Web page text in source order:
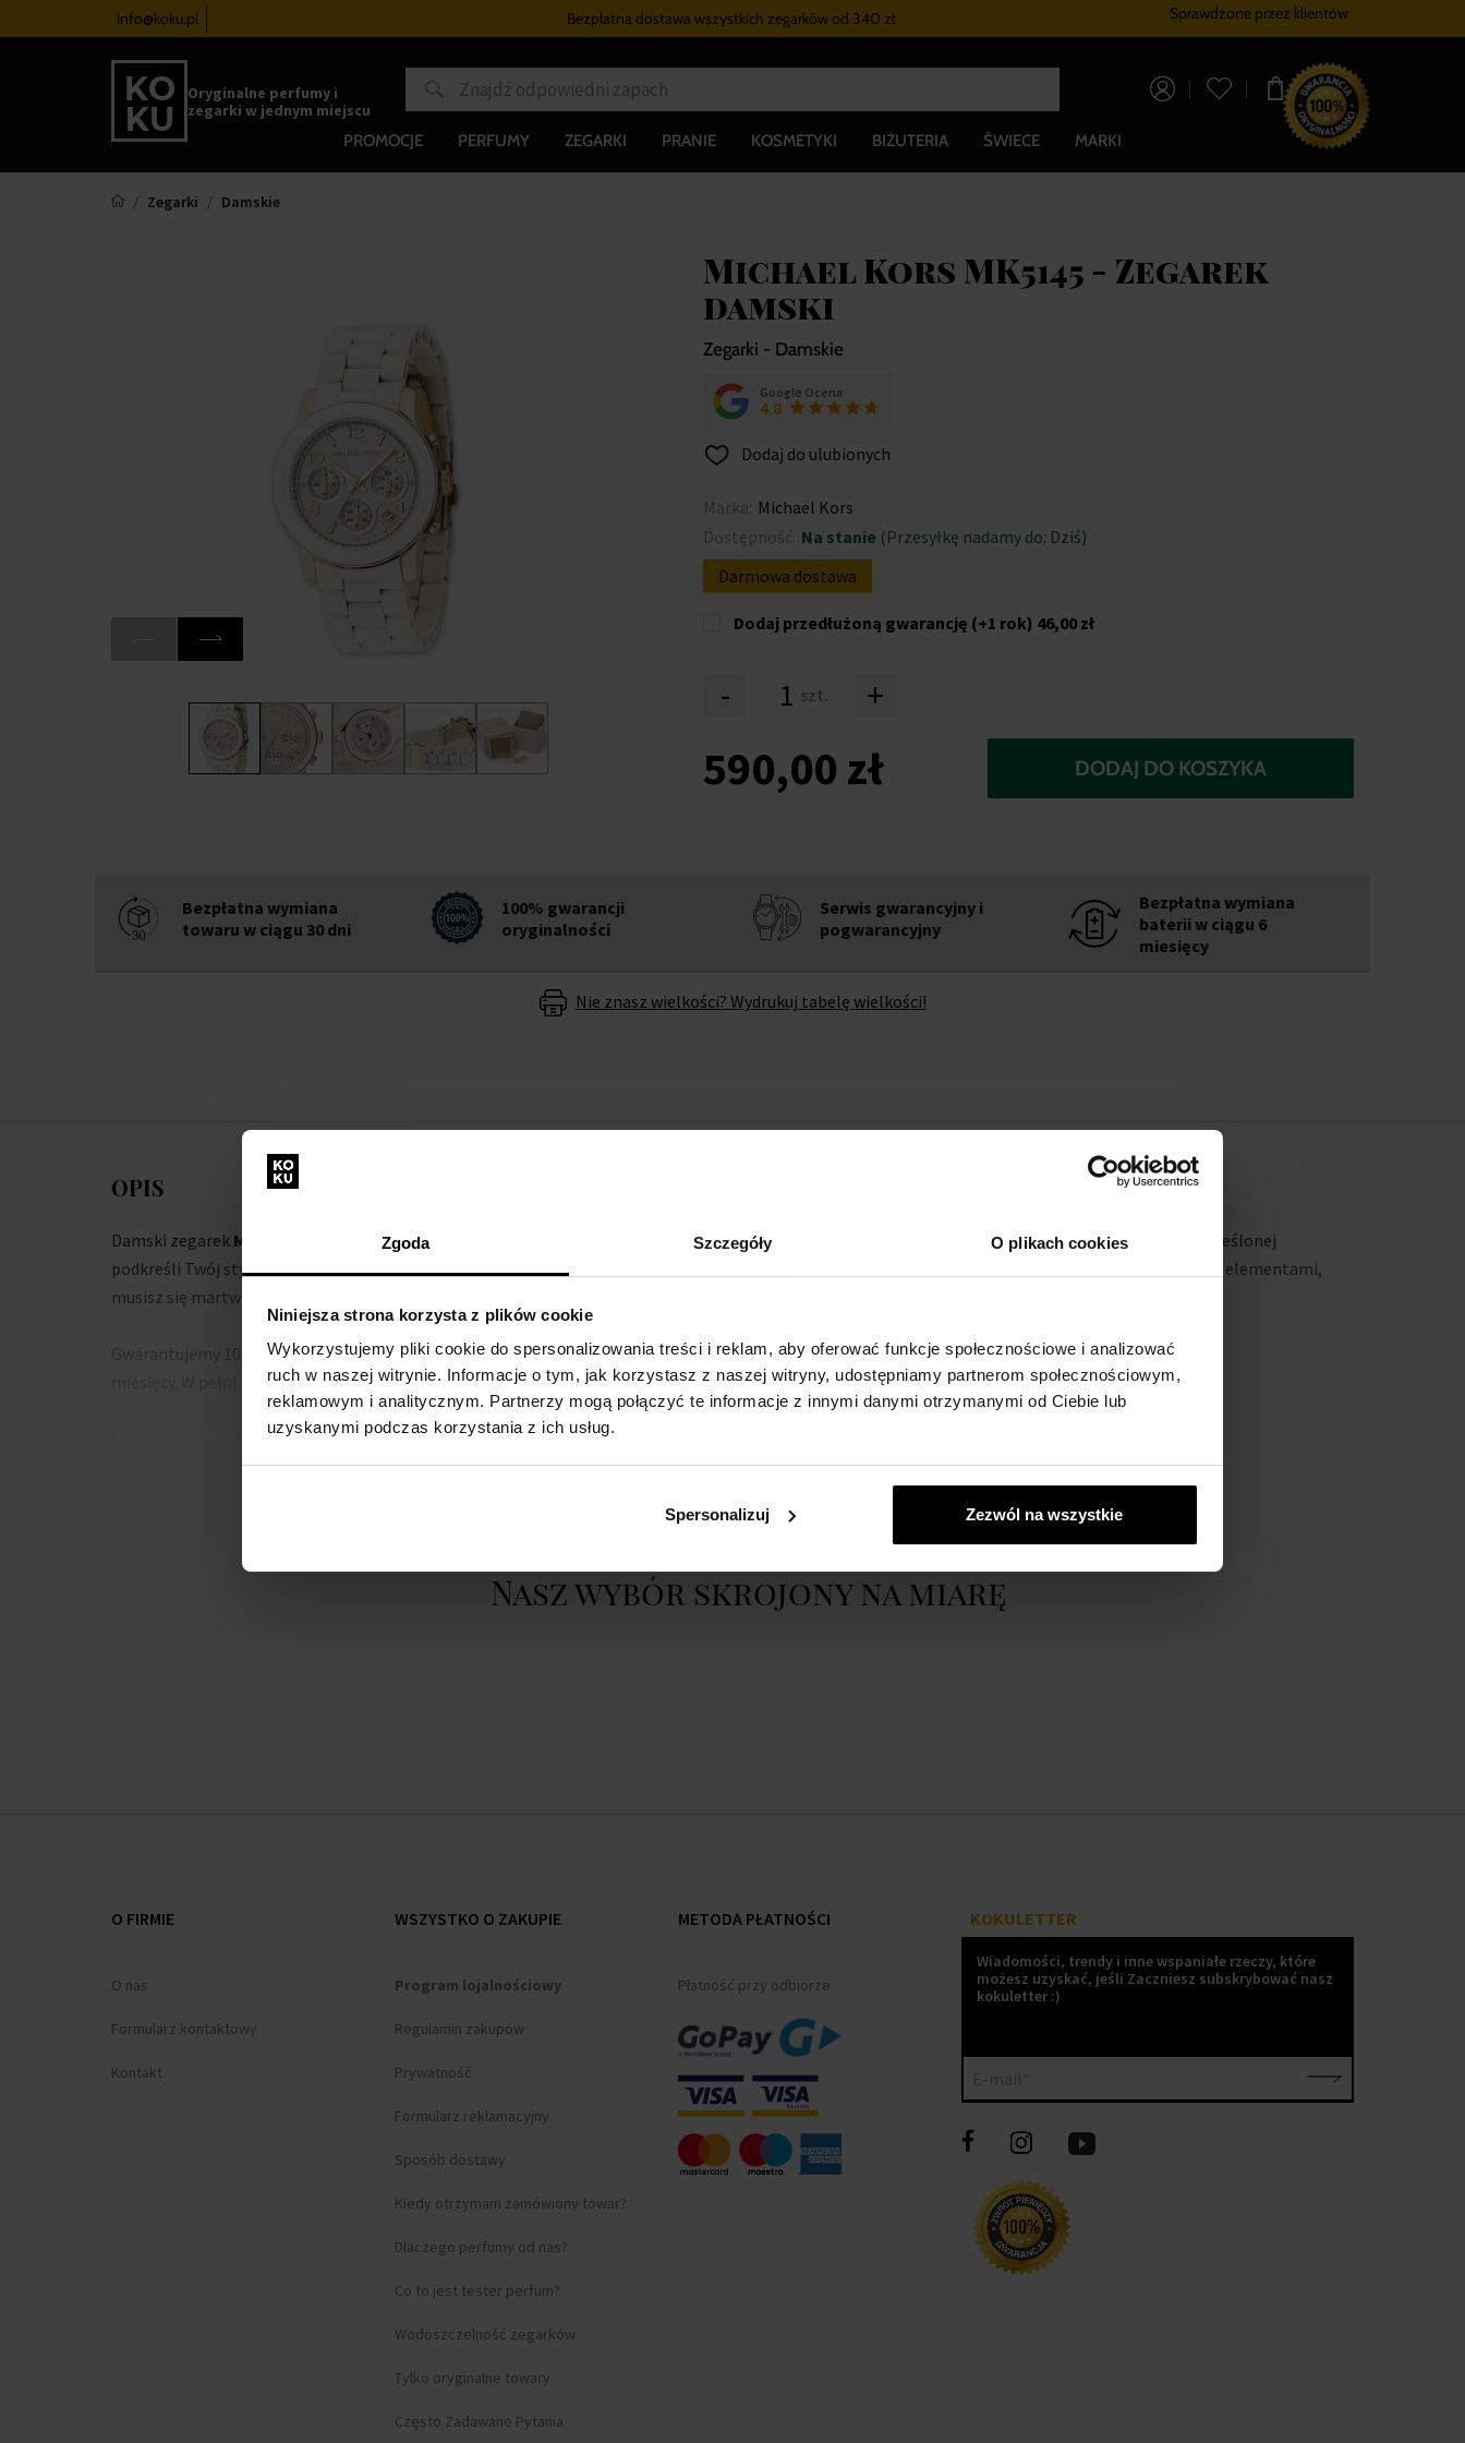
Zgoda Szczegóły O plikach cookies
Niniejsza strona korzysta z plików cookie
Wykorzystujemy pliki cookie do spersonalizowania treści i reklam, aby oferować funkcje społecznościowe i analizować
ruch w naszej witrynie. Informacje o tym, jak korzystasz z naszej witryny, udostępniamy partnerom społecznościowym,
reklamowym i analitycznym. Partnerzy mogą połączyć te informacje z innymi danymi otrzymanymi od Ciebie lub
uzyskanymi podczas korzystania z ich usług.
Spersonalizuj Zezwól na wszystkie
info@koku.pl
od 340 zł Bezpłatna dostawa wszystkich zegarkówod 340 zł Program lojalnościowy Bezpłatna
Sprawdzone przez klientów
Oryginalne perfumy i
zegarki w jednym miejscu
0,00 zł
PROMOCJE PERFUMY ZEGARKI PRANIE KOSMETYKI BIŻUTERIA ŚWIECE MARKI
Zegarki Damskie
Michael Kors MK5145 - Zegarek
damski
Zegarki - Damskie
Google Ocena
4.8
Dodaj do ulubionych
Marka: Michael Kors
Dostępność: Na stanie(Przesyłkę nadamy do: Dziś)
Darmowa dostawa
Dodaj przedłużoną gwarancję (+1 rok) 46,00 zł
- szt. +
590,00 zł DODAJ DO KOSZYKA
Bezpłatna wymiana
towaru w ciągu 30 dni
100% gwarancji
oryginalności
Serwis gwarancyjny i
pogwarancyjny
Bezpłatna wymiana
baterii w ciągu 6
miesięcy
Nie znasz wielkości? Wydrukuj tabelę wielkości!
OPIS
Damski zegarek Michael Kors MK5145 - Zegarek damski
podkreśli Twój styl. Dzięki wysokiej jakości wykonania odMichael Kors
musisz się martwić, że wyjdziesz poza linię.
Gwarantujemy 100% oryginalny towar i darmową wymianę baterii w ciągu 6
miesięcy. W pełni popieramy produkty z naszej oferty.
Nie czekaj więc i wzmocnij swój styl dzięki zegarkowi na rękęMichael Kors
MK5145 - Zegarek damski.
Charakterystyka: CZAS - Prowadzenie stali - /Pasek - Silikonowe spojrzenie -
Michael Kors to amerykańska marka, oparta na prostocie podkreślonej
dopracowanymi detalami oraz przemyślanymi i funkcjonalnymi elementami,
Nasz wybór skrojony na miarę
O FIRMIE
O nas
Formularz kontaktowy
Kontakt
WSZYSTKO O ZAKUPIE
Program lojalnościowy
Regulamin zakupów
Prywatność
Formularz reklamacyjny
Sposób dostawy
Kiedy otrzymam zamówiony towar?
Dlaczego perfumy od nas?
Co to jest tester perfum?
Wodoszczelność zegarków
Tylko oryginalne towary
Często Zadawane Pytania
METODA PŁATNOŚCI
Płatność przy odbiorze
KOKULETTER
Wiadomości, trendy i inne wspaniałe rzeczy, które
możesz uzyskać, jeśli Zaczniesz subskrybować nasz
kokuletter :)